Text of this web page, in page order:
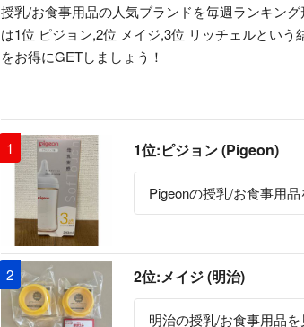
授乳/お食事用品の人気ブランドを毎週ランキン
は1位 ピジョン,2位 メイジ,3位 リッチェルとい
をお得にGETしましょう！
1 1位:ピジョン (Pigeon)
Pigeonの授乳/お食事用品
2 2位:メイジ (明治)
明治の授乳/お食事用品を